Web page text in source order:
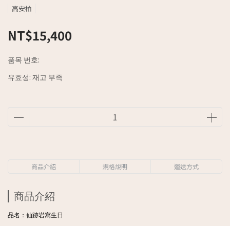
高安柏
NT$15,400
품목 번호:
유효성: 재고 부족
商品介紹 規格說明 運送方式
商品介紹
品名：仙跡岩寫生日